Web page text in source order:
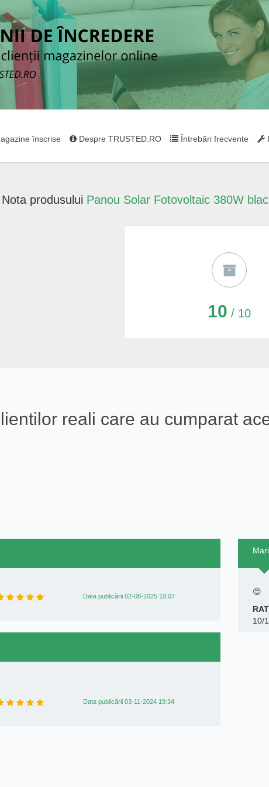
înscrise Despre TRUSTED.RO Întrebări frecvente
Nota produsului Panou Solar Fotovoltaic 380W
10 / 10
reali care au cumparat
Data publicării 02-08-2025 10:07
Data publicării 03-11-2024 19:34
😍
10/